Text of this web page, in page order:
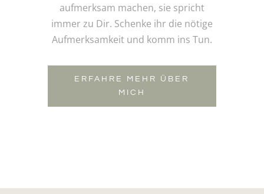
aufmerksam machen, sie spricht
immer zu Dir. Schenke ihr die nötige
Aufmerksamkeit und komm ins Tun.
ERFAHRE MEHR ÜBER
MICH